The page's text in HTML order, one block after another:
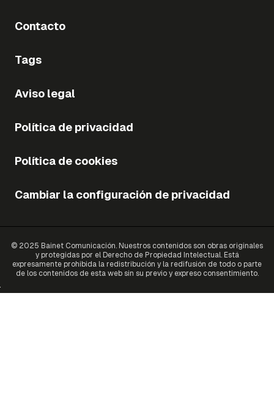
Contacto
Tags
Aviso legal
Política de privacidad
Política de cookies
Cambiar la configuración de privacidad
© 2025 Bainet Comunicación. Nuestros contenidos son obras originales
y protegidas por el Derecho de Propiedad Intelectual. Está
expresamente prohibida la redistribución y la redifusión de todo o parte
de los contenidos de esta web sin su previo y expreso consentimiento.